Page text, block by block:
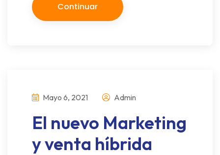
Continuar
Mayo 6, 2021 Admin
El nuevo Marketing
y venta híbrida